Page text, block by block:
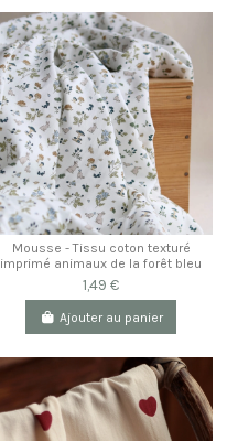
Mousse - Tissu coton texturé
imprimé animaux de la forêt bleu
1,49 €
Ajouter au panier